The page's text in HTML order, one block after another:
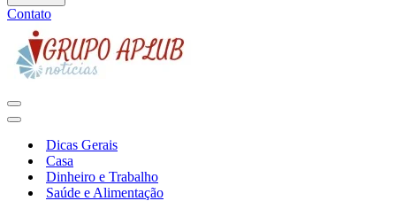
Contato
Menu
de
Menu
navegaçãoDicas Gerais
Casa
Dinheiro e Trabalho
Saúde e Alimentação